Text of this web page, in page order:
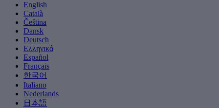
English
Català
Čeština
Dansk
Deutsch
Ελληνικά
Español
Français
한국어
Italiano
Nederlands
日本語